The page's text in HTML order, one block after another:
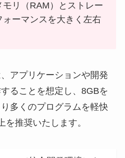
モリ（RAM）とストレー
ォーマンスを大きく左右
アプリケーションや開発
ることを想定し、8GBを
多くのプログラムを軽快
を推奨いたします。